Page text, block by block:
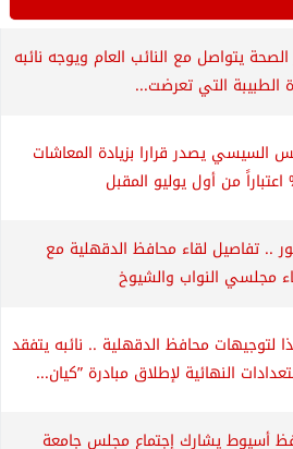
الصحة يتواصل مع النائب العام ويوجه نائبه
الطبيبة التي تعرضت...
السيسي يصدر قرارا بزيادة المعاشات
.. تفاصيل لقاء محافظ الدقهلية مع
مجلسي النواب والشيوخ
لتوجيهات محافظ الدقهلية .. نائبه يتفقد
النهائية لإطلاق مبادرة ”كيان...
أسيوط يشارك إجتماع مجلس جامعة